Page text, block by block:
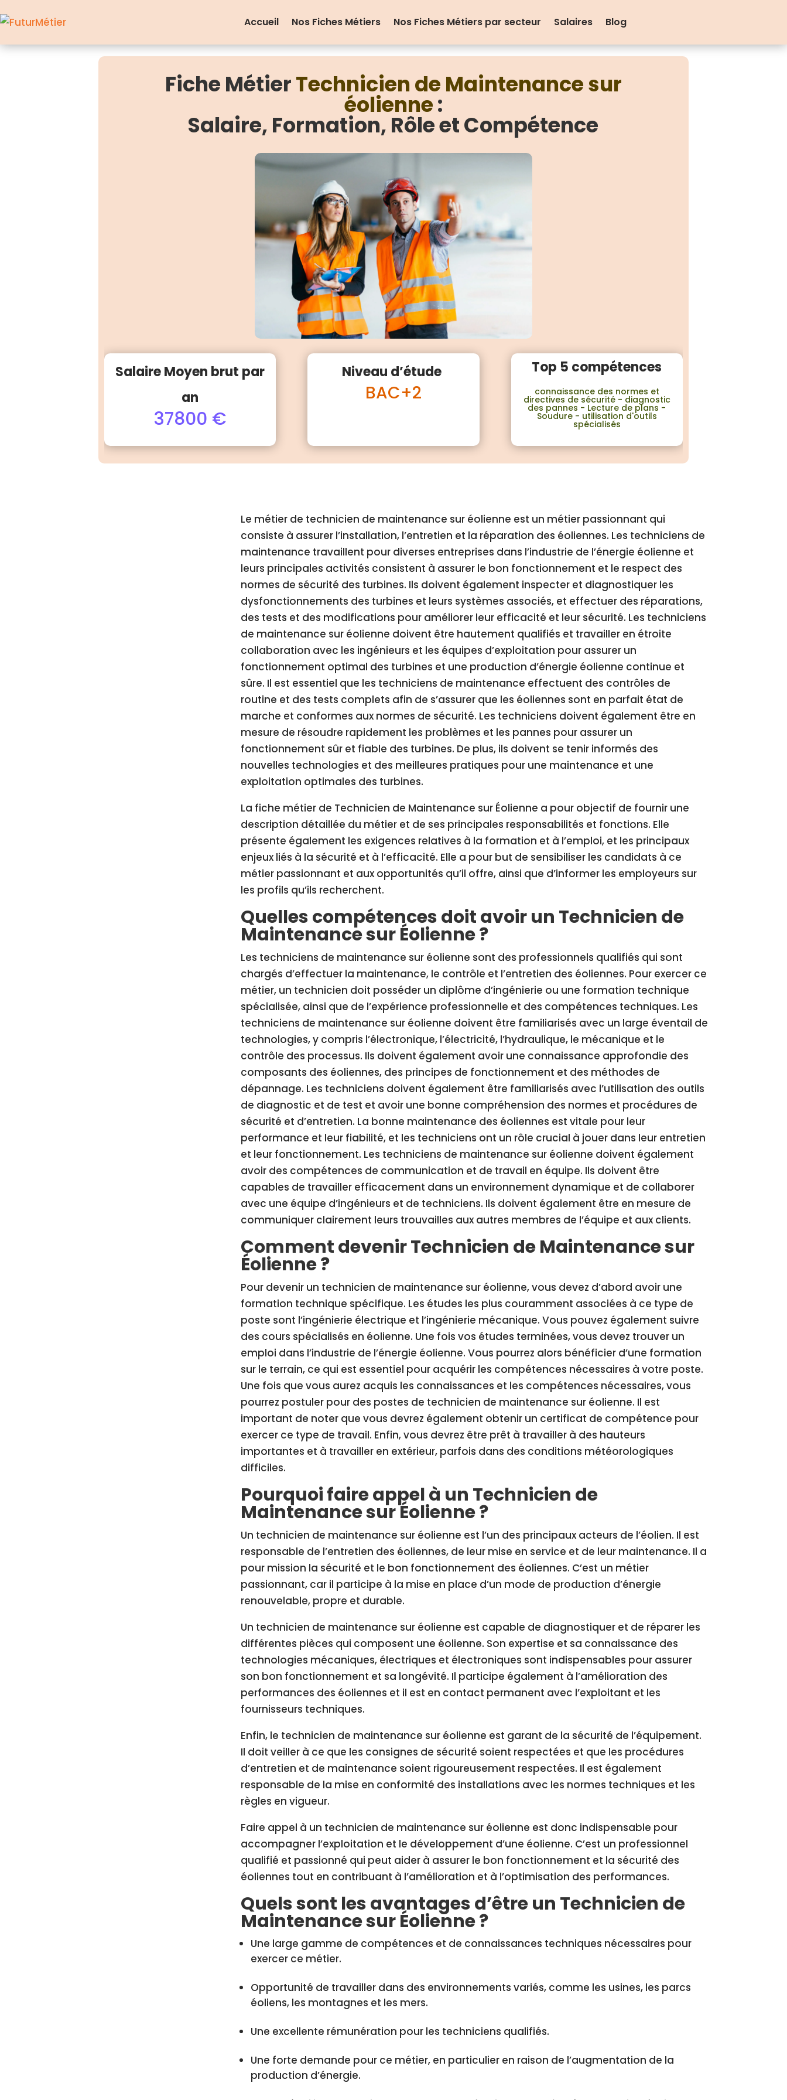
Accueil Nos Fiches Métiers Nos Fiches Métiers par secteur Salaires Blog
Fiche MétierTechnicien de Maintenance sur
éolienne:
Salaire, Formation, Rôle et Compétence
Salaire Moyen brut par
an
37800 €
Niveau d’étude
BAC+2
Top 5 compétences
connaissance des normes et
directives de sécurité - diagnostic
des pannes - Lecture de plans -
Soudure - utilisation d'outils
spécialisés
Le métier de technicien de maintenance sur éolienne est un métier passionnant qui
consiste à assurer l’installation, l’entretien et la réparation des éoliennes. Les techniciens de
maintenance travaillent pour diverses entreprises dans l’industrie de l’énergie éolienne et
leurs principales activités consistent à assurer le bon fonctionnement et le respect des
normes de sécurité des turbines. Ils doivent également inspecter et diagnostiquer les
dysfonctionnements des turbines et leurs systèmes associés, et effectuer des réparations,
des tests et des modifications pour améliorer leur efficacité et leur sécurité. Les techniciens
de maintenance sur éolienne doivent être hautement qualifiés et travailler en étroite
collaboration avec les ingénieurs et les équipes d’exploitation pour assurer un
fonctionnement optimal des turbines et une production d’énergie éolienne continue et
sûre. Il est essentiel que les techniciens de maintenance effectuent des contrôles de
routine et des tests complets afin de s’assurer que les éoliennes sont en parfait état de
marche et conformes aux normes de sécurité. Les techniciens doivent également être en
mesure de résoudre rapidement les problèmes et les pannes pour assurer un
fonctionnement sûr et fiable des turbines. De plus, ils doivent se tenir informés des
nouvelles technologies et des meilleures pratiques pour une maintenance et une
exploitation optimales des turbines.
La fiche métier de Technicien de Maintenance sur Éolienne a pour objectif de fournir une
description détaillée du métier et de ses principales responsabilités et fonctions. Elle
présente également les exigences relatives à la formation et à l’emploi, et les principaux
enjeux liés à la sécurité et à l’efficacité. Elle a pour but de sensibiliser les candidats à ce
métier passionnant et aux opportunités qu’il offre, ainsi que d’informer les employeurs sur
les profils qu’ils recherchent.
Quelles compétences doit avoir un Technicien de
Maintenance sur Éolienne ?
Les techniciens de maintenance sur éolienne sont des professionnels qualifiés qui sont
chargés d’effectuer la maintenance, le contrôle et l’entretien des éoliennes. Pour exercer ce
métier, un technicien doit posséder un diplôme d’ingénierie ou une formation technique
spécialisée, ainsi que de l’expérience professionnelle et des compétences techniques. Les
techniciens de maintenance sur éolienne doivent être familiarisés avec un large éventail de
technologies, y compris l’électronique, l’électricité, l’hydraulique, le mécanique et le
contrôle des processus. Ils doivent également avoir une connaissance approfondie des
composants des éoliennes, des principes de fonctionnement et des méthodes de
dépannage. Les techniciens doivent également être familiarisés avec l’utilisation des outils
de diagnostic et de test et avoir une bonne compréhension des normes et procédures de
sécurité et d’entretien. La bonne maintenance des éoliennes est vitale pour leur
performance et leur fiabilité, et les techniciens ont un rôle crucial à jouer dans leur entretien
et leur fonctionnement. Les techniciens de maintenance sur éolienne doivent également
avoir des compétences de communication et de travail en équipe. Ils doivent être
capables de travailler efficacement dans un environnement dynamique et de collaborer
avec une équipe d’ingénieurs et de techniciens. Ils doivent également être en mesure de
communiquer clairement leurs trouvailles aux autres membres de l’équipe et aux clients.
Comment devenir Technicien de Maintenance sur
Éolienne ?
Pour devenir un technicien de maintenance sur éolienne, vous devez d’abord avoir une
formation technique spécifique. Les études les plus couramment associées à ce type de
poste sont l’ingénierie électrique et l’ingénierie mécanique. Vous pouvez également suivre
des cours spécialisés en éolienne. Une fois vos études terminées, vous devez trouver un
emploi dans l’industrie de l’énergie éolienne. Vous pourrez alors bénéficier d’une formation
sur le terrain, ce qui est essentiel pour acquérir les compétences nécessaires à votre poste.
Une fois que vous aurez acquis les connaissances et les compétences nécessaires, vous
pourrez postuler pour des postes de technicien de maintenance sur éolienne. Il est
important de noter que vous devrez également obtenir un certificat de compétence pour
exercer ce type de travail. Enfin, vous devrez être prêt à travailler à des hauteurs
importantes et à travailler en extérieur, parfois dans des conditions météorologiques
difficiles.
Pourquoi faire appel à un Technicien de
Maintenance sur Éolienne ?
Un technicien de maintenance sur éolienne est l’un des principaux acteurs de l’éolien. Il est
responsable de l’entretien des éoliennes, de leur mise en service et de leur maintenance. Il a
pour mission la sécurité et le bon fonctionnement des éoliennes. C’est un métier
passionnant, car il participe à la mise en place d’un mode de production d’énergie
renouvelable, propre et durable.
Un technicien de maintenance sur éolienne est capable de diagnostiquer et de réparer les
différentes pièces qui composent une éolienne. Son expertise et sa connaissance des
technologies mécaniques, électriques et électroniques sont indispensables pour assurer
son bon fonctionnement et sa longévité. Il participe également à l’amélioration des
performances des éoliennes et il est en contact permanent avec l’exploitant et les
fournisseurs techniques.
Enfin, le technicien de maintenance sur éolienne est garant de la sécurité de l’équipement.
Il doit veiller à ce que les consignes de sécurité soient respectées et que les procédures
d’entretien et de maintenance soient rigoureusement respectées. Il est également
responsable de la mise en conformité des installations avec les normes techniques et les
règles en vigueur.
Faire appel à un technicien de maintenance sur éolienne est donc indispensable pour
accompagner l’exploitation et le développement d’une éolienne. C’est un professionnel
qualifié et passionné qui peut aider à assurer le bon fonctionnement et la sécurité des
éoliennes tout en contribuant à l’amélioration et à l’optimisation des performances.
Quels sont les avantages d’être un Technicien de
Maintenance sur Éolienne ?
Une large gamme de compétences et de connaissances techniques nécessaires pour
exercer ce métier.
Opportunité de travailler dans des environnements variés, comme les usines, les parcs
éoliens, les montagnes et les mers.
Une excellente rémunération pour les techniciens qualifiés.
Une forte demande pour ce métier, en particulier en raison de l’augmentation de la
production d’énergie.